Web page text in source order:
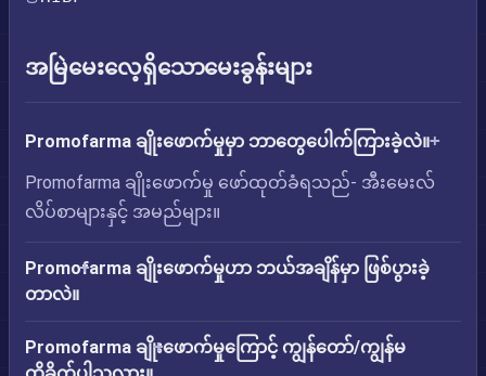
အမြဲမေးလေ့ရှိသောမေးခွန်းများ
Promofarma ချိုးဖောက်မှုမှာ ဘာတွေပေါက်ကြားခဲ့လဲ။
Promofarma ချိုးဖောက်မှု ဖော်ထုတ်ခံရသည်- အီးမေးလ်
လိပ်စာများနှင့် အမည်များ။
Promofarma ချိုးဖောက်မှုဟာ ဘယ်အချိန်မှာ ဖြစ်ပွားခဲ့
တာလဲ။
Promofarma ချိုးဖောက်မှုကြောင့် ကျွန်တော်/ကျွန်မ